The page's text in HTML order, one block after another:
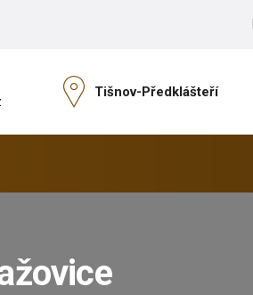
Tišnov-Předklášteří